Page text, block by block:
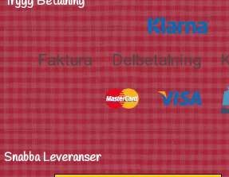
Snabba Leveranser